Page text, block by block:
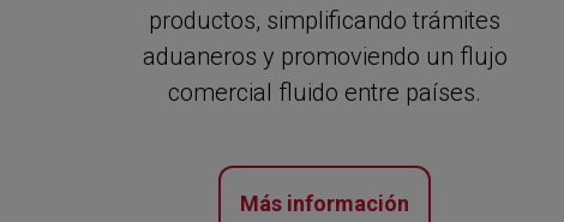
productos, simplificando trámites
aduaneros y promoviendo un flujo
comercial fluido entre países.
Más información